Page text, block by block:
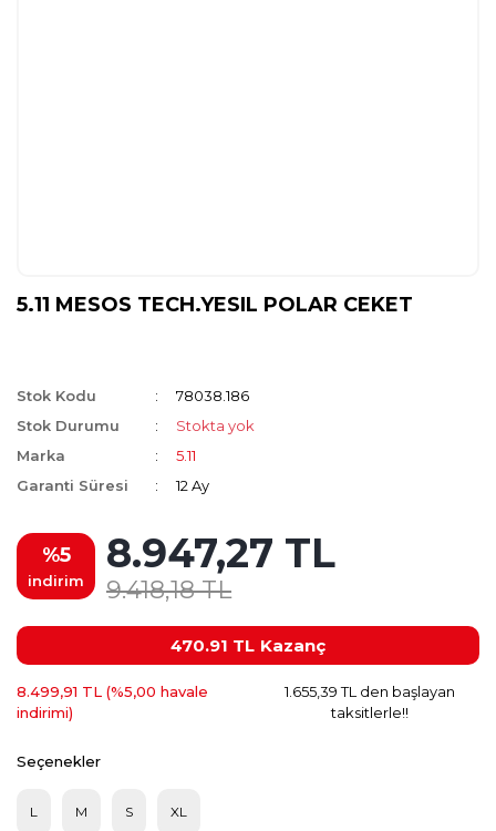
5.11 MESOS TECH.YESIL POLAR CEKET
Stok Kodu
78038.186
Stok Durumu
Stokta yok
Marka
5.11
Garanti Süresi
12 Ay
%5
indirim
8.947,27 TL
9.418,18 TL
470.91 TL Kazanç
8.499,91 TL (%5,00 havale
indirimi)
1.655,39 TL den başlayan
taksitlerle!!
Seçenekler
L M S XL